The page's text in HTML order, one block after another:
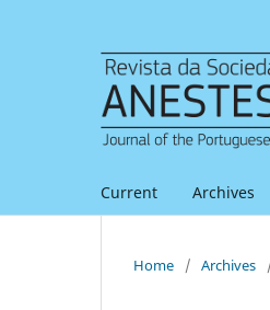
Current Archives
Home / Archives